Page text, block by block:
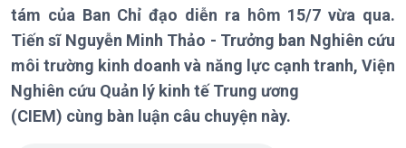
Kinh tế
Tin Kinh tế
Trước giờ mở cửa
Dòng chảy Kinh tế
Nông nghiệp & Biển đảo
Tin Nông nghiệp & Biển
đảo
Mùa vàng
tám của Ban Chỉ đạo diễn ra hôm 15/7 vừa qua.
Tiến sĩ Nguyễn Minh Thảo - Trưởng ban Nghiên cứu
môi trường kinh doanh và năng lực cạnh tranh, Viện
Nghiên cứu Quản lý kinh tế Trung ương
(CIEM) cùng bàn luận câu chuyện này.